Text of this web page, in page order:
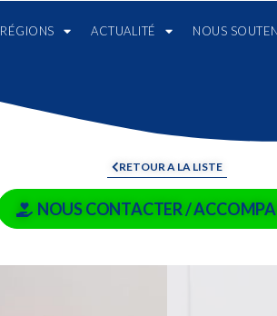
RÉGIONS ACTUALITÉ NOUS
RETOUR A LA LISTE
NOUS CONTACTER /